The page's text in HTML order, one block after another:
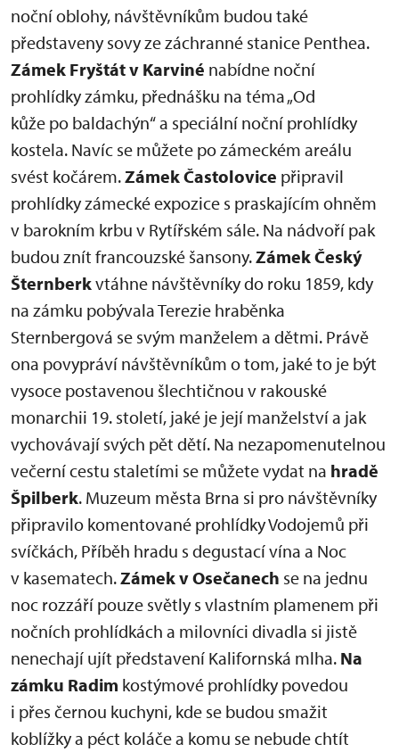
noční oblohy, návštěvníkům budou také
představeny sovy ze záchranné stanice Penthea.
Zámek Fryštát v Karviné nabídne noční
prohlídky zámku, přednášku na téma „Od
kůže po baldachýn“ a speciální noční prohlídky
kostela. Navíc se můžete po zámeckém areálu
svést kočárem.Zámek Častolovice připravil
prohlídky zámecké expozice s praskajícím ohněm
v barokním krbu v Rytířském sále. Na nádvoří pak
budou znít francouzské šansony.Zámek Český
Šternberkvtáhne návštěvníky do roku 1859, kdy
na zámku pobývala Terezie hraběnka
Sternbergová se svým manželem a dětmi. Právě
ona povypráví návštěvníkům o tom, jaké to je být
vysoce postavenou šlechtičnou v rakouské
monarchii 19. století, jaké je její manželství a jak
vychovávají svých pět dětí. Na nezapomenutelnou
večerní cestu staletími se můžete vydat na hradě
Špilberk. Muzeum města Brna si pro návštěvníky
připravilo komentované prohlídky Vodojemů při
svíčkách, Příběh hradu s degustací vína a Noc
v kasematech.Zámek v Osečanech se na jednu
noc rozzáří pouze světly s vlastním plamenem při
nočních prohlídkách a milovníci divadla si jistě
nenechají ujít představení Kalifornská mlha. Na
zámku Radim kostýmové prohlídky povedou
i přes černou kuchyni, kde se budou smažit
koblížky a péct koláče a komu se nebude chtít